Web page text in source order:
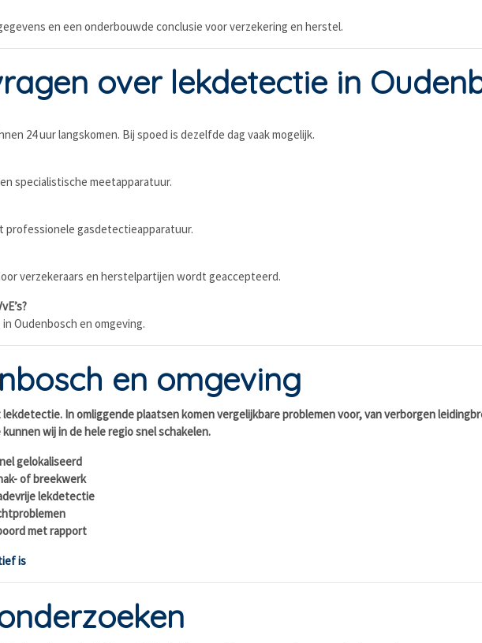
en een onderbouwde conclusie voor verzekering en herstel.
over lekdetectie in
24 uur langskomen. Bij spoed is dezelfde dag vaak mogelijk.
specialistische meetapparatuur.
gasdetectieapparatuur.
verzekeraars en herstelpartijen wordt geaccepteerd.
Oudenbosch en omgeving.
en omgeving
In omliggende plaatsen komen vergelijkbare problemen voor, van verborgen
wij in de hele regio snel schakelen.
gelokaliseerd
of breekwerk
lekdetectie
met rapport
is